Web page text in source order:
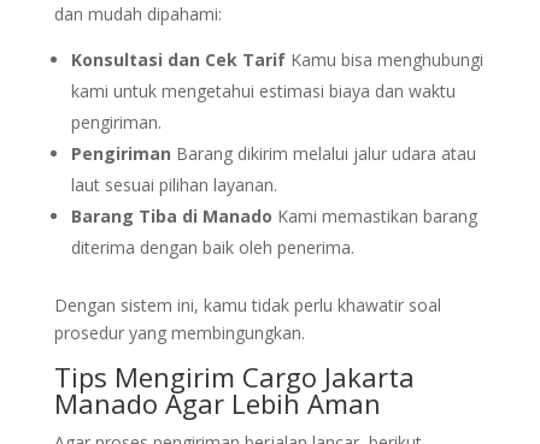
dan mudah dipahami:
Konsultasi dan Cek TarifKamu bisa menghubungi
kami untuk mengetahui estimasi biaya dan waktu
pengiriman.
Pengiriman Barang dikirim melalui jalur udara atau
laut sesuai pilihan layanan.
Barang Tiba di Manado Kami memastikan barang
diterima dengan baik oleh penerima.
Dengan sistem ini, kamu tidak perlu khawatir soal
prosedur yang membingungkan.
Tips Mengirim Cargo Jakarta
Manado Agar Lebih Aman